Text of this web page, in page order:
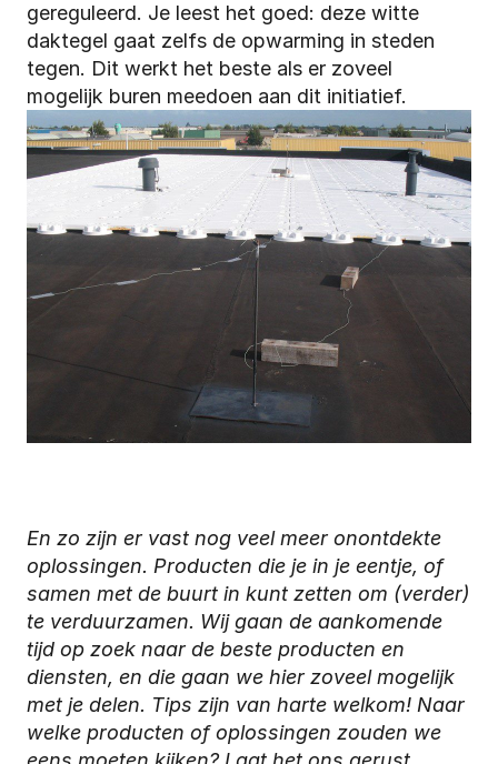
gereguleerd. Je leest het goed: deze witte
daktegel gaat zelfs de opwarming in steden
tegen. Dit werkt het beste als er zoveel
mogelijk buren meedoen aan dit initiatief.
En zo zijn er vast nog veel meer onontdekte
oplossingen. Producten die je in je eentje, of
samen met de buurt in kunt zetten om (verder)
te verduurzamen. Wij gaan de aankomende
tijd op zoek naar de beste producten en
diensten, en die gaan we hier zoveel mogelijk
met je delen. Tips zijn van harte welkom! Naar
welke producten of oplossingen zouden we